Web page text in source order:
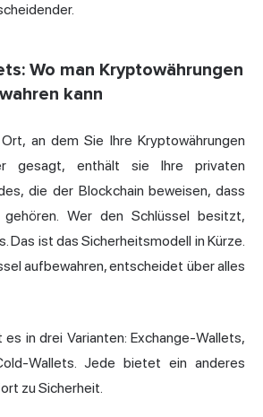
Wo man Kryptowährungen
kann
an dem Sie Ihre Kryptowährungen
gesagt, enthält sie Ihre privaten
die der Blockchain beweisen, dass
Wer den Schlüssel besitzt,
Das ist das Sicherheitsmodell in Kürze.
aufbewahren, entscheidet über alles
in drei Varianten: Exchange-Wallets,
Wallets. Jede bietet ein anderes
zu Sicherheit.